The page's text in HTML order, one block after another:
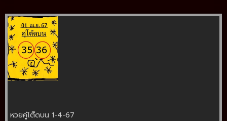
หวยคู่โต๊ดบน 1-4-67